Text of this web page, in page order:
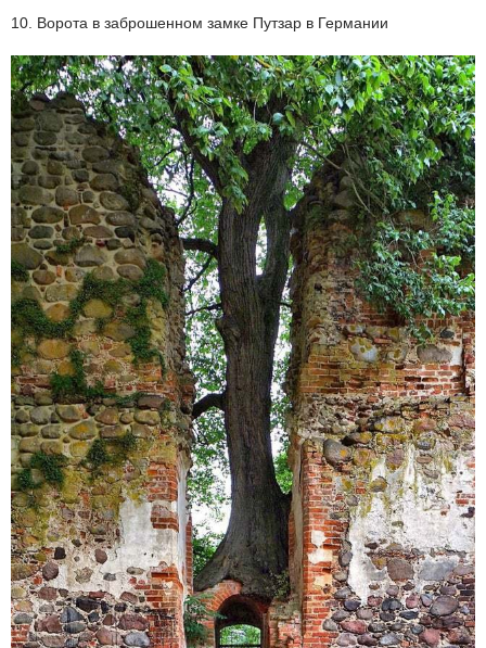
10. Ворота в заброшенном замке Путзар в Германии